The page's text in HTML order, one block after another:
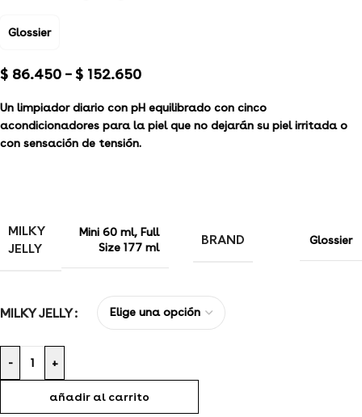
Glossier
$ 86.450 – $ 152.650
Un limpiador diario con pH equilibrado con cinco
acondicionadores para la piel que no dejarán su piel irritada o
con sensación de tensión.
MILKY
JELLY
Mini 60 ml, Full
Size 177 ml
BRAND Glossier
MILKY JELLY
- +
añadir al carrito